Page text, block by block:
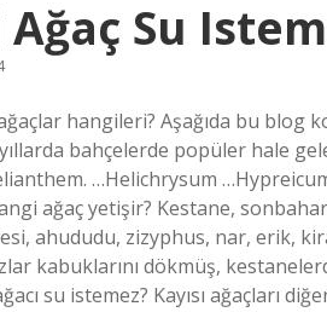
Su
hangileri? Aşağıda bu blog
bahçelerde popüler hale
…Helichrysum
ağaç yetişir? Kestane,
ahududu, zizyphus, nar, erik,
kabuklarını dökmüş,
su istemez? Kayısı ağaçları